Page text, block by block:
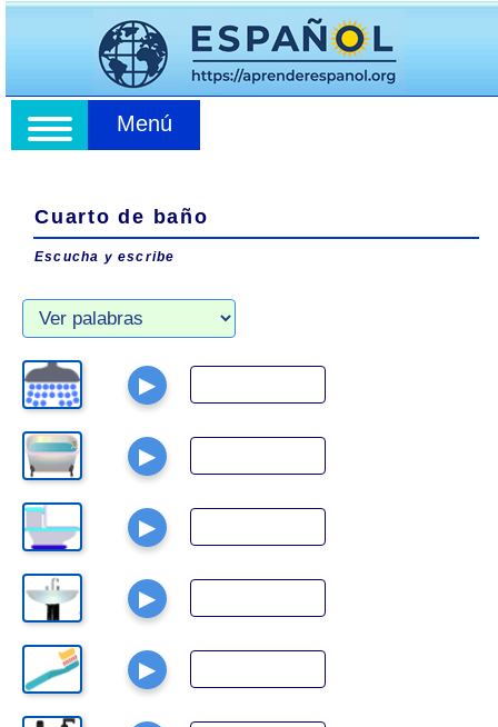
Menú
Cuarto de baño
Escucha y escribe
▶
▶
▶
▶
▶